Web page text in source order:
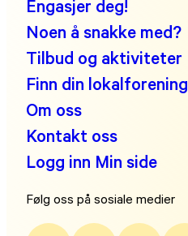
Engasjer deg!
Noen å snakke med?
Tilbud og aktiviteter
Finn din lokalforening
Om oss
Kontakt oss
Logg inn Min side
Følg oss på sosiale medier